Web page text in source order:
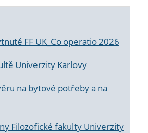
FF UK_Co operatio 2026
Univerzity Karlovy
na bytové potřeby a na
Filozofické fakulty Univerzity